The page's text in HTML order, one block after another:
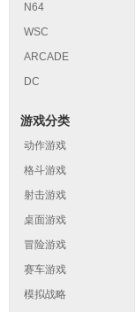
N64
WSC
ARCADE
DC
游戏分类
动作游戏
格斗游戏
射击游戏
桌面游戏
冒险游戏
赛车游戏
模拟战略